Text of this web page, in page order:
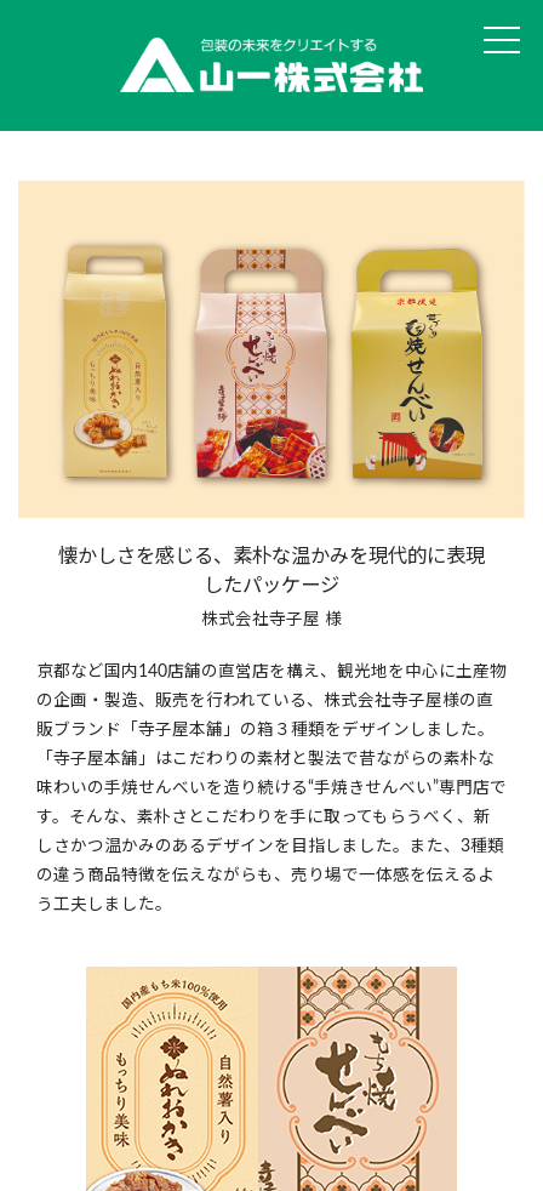
ユニバーサルデザイン評価サービス
オリジナル真空袋 彩・彊美人
貼りサポ・組みサポ
データ作成サービスSAIGEN
提案事例
社員紹介
お知らせ
会社情報
採用情報
お問合せ
懐かしさを感じる、素朴な温かみを現代的に表現
したパッケージ
株式会社寺子屋 様
京都など国内140店舗の直営店を構え、観光地を中心に土産物
の企画・製造、販売を行われている、株式会社寺子屋様の直
販ブランド「寺子屋本舗」の箱３種類をデザインしました。
「寺子屋本舗」はこだわりの素材と製法で昔ながらの素朴な
味わいの手焼せんべいを造り続ける“手焼きせんべい”専門店で
す。そんな、素朴さとこだわりを手に取ってもらうべく、新
しさかつ温かみのあるデザインを目指しました。また、3種類
の違う商品特徴を伝えながらも、売り場で一体感を伝えるよ
う工夫しました。